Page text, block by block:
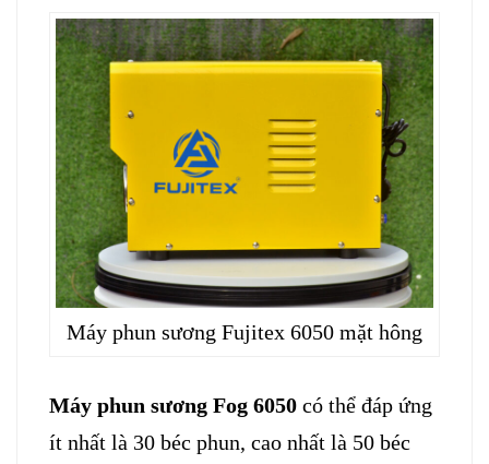
Máy phun sương Fujitex 6050 mặt hông
Máy phun sương Fog 6050 có thể đáp ứng
ít nhất là 30 béc phun, cao nhất là 50 béc